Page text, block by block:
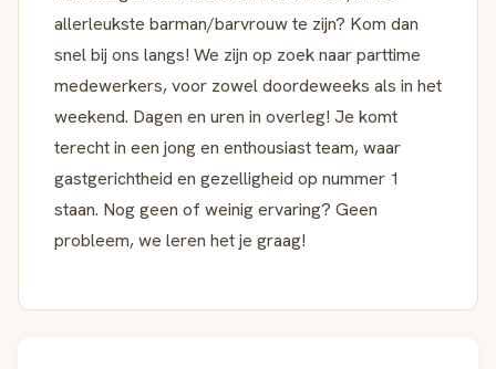
allerleukste barman/barvrouw te zijn? Kom dan
snel bij ons langs! We zijn op zoek naar parttime
medewerkers, voor zowel doordeweeks als in het
weekend. Dagen en uren in overleg! Je komt
terecht in een jong en enthousiast team, waar
gastgerichtheid en gezelligheid op nummer 1
staan. Nog geen of weinig ervaring? Geen
probleem, we leren het je graag!